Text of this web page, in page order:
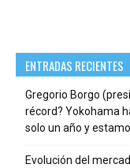
ENTRADAS RECIENTES
Gregorio Borgo
récord? Yokohama
solo un año y
Evolución del